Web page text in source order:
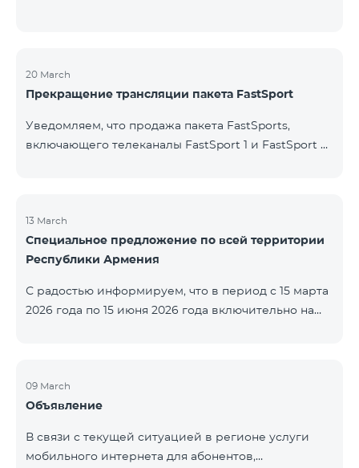
20 March
Прекращение трансляции пакета FastSport
Уведомляем, что продажа пакета FastSports,
включающего телеканалы FastSport 1 и FastSport 2,
решением вещателя. По вопросам или для
получения дополнительной информации просим
обращаться в компанию «Фаст Медиа».
13 March
Специальное предложение по всей территории
Республики Армения
С радостью информируем, что в период с 15 марта
2026 года по 15 июня 2026 года включительно на
Региональный будут доступны со скидкой 25% при
подключении на 12 месяцев с автоматическим
пакет COMBO 4 9900 также предоставляется со
скидкой 25% сроком на 12 месяцев. Кроме того, для
09 March
Объявление
В связи с текущей ситуацией в регионе услуги
мобильного интернета для абонентов,